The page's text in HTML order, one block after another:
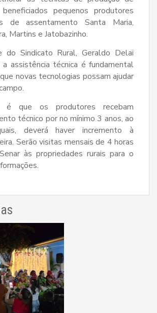
pequenos produtores
de assentamento Santa Maria,
Martins e Jatobazinho.
do Sindicato Rural, Geraldo Delai
assistência técnica é fundamental
novas tecnologias possam ajudar
é que os produtores recebam
técnico por no mínimo 3 anos, ao
deverá haver incremento à
Serão visitas mensais de 4 horas
às propriedades rurais para o